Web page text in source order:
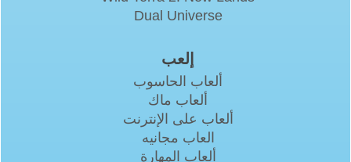
Dual Universe
إلعب
ألعاب الحاسوب
ألعاب ماك
ألعاب على الإنترنت
العاب مجانيه
ألعاب المهارة